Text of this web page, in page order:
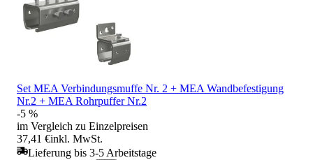
Set MEA Verbindungsmuffe Nr. 2 + MEA Wandbefestigung
Nr.2 + MEA Rohrpuffer Nr.2
-5 %
im Vergleich zu Einzelpreisen
37,41 €inkl. MwSt.
Lieferung bis 3-5 Arbeitstage